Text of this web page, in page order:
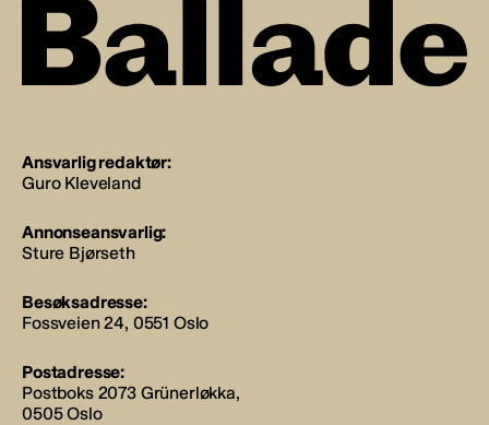
Ansvarlig redaktør:
Guro Kleveland
Annonseansvarlig:
Sture Bjørseth
Besøksadresse:
Fossveien 24, 0551 Oslo
Postadresse:
Postboks 2073 Grünerløkka,
0505 Oslo